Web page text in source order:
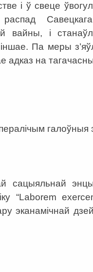
і ў свеце
вайны, і
іншае. Па меры
адказ на
галоўныя
“Laborem
эканамічнай